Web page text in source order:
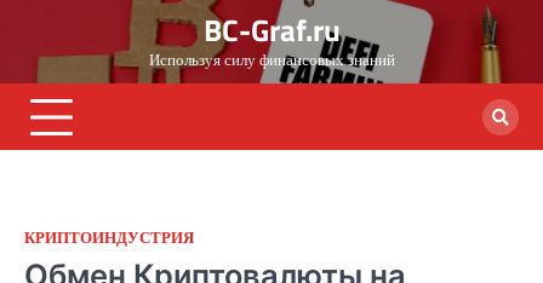
content
BC-Graf.ru
Используя силу финансовых знаний
КРИПТОИНДУСТРИЯ
Обмен Криптовалюты на